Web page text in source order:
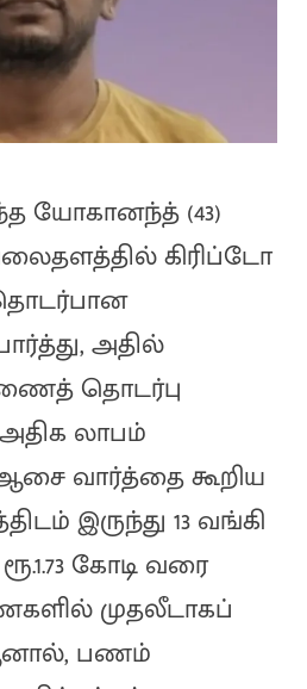
யோகானந்த் (43)
கிரிப்டோ
அதில்
தொடர்பு
லாபம்
வார்த்தை கூறிய
இருந்து 13 வங்கி
கோடி வரை
முதலீடாகப்
பணம்